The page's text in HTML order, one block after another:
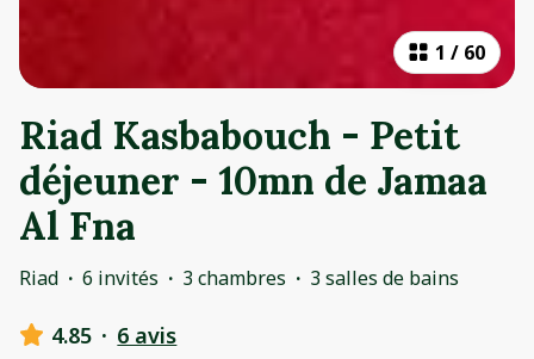
1 / 60
Riad Kasbabouch - Petit
déjeuner - 10mn de Jamaa
Al Fna
Riad · 6 invités · 3 chambres · 3 salles de bains
4.85 · 6 avis